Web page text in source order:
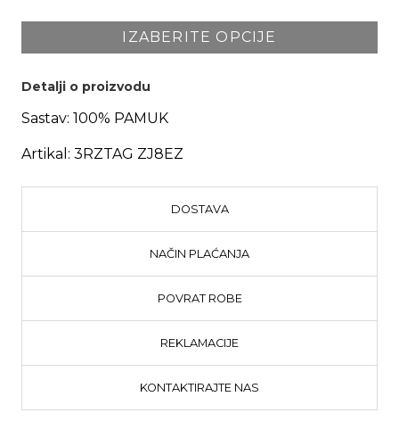
IZABERITE OPCIJE
Detalji o proizvodu
Sastav: 100% PAMUK
Artikal: 3RZTAG ZJ8EZ
DOSTAVA
NAČIN PLAĆANJA
POVRAT ROBE
REKLAMACIJE
KONTAKTIRAJTE NAS